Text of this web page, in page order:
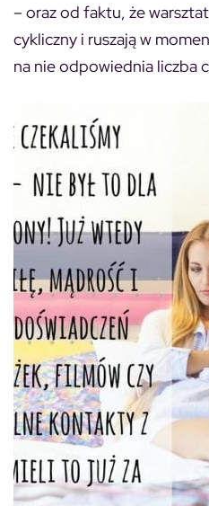
– oraz od faktu, że
cykliczny i ruszają w
na nie odpowiednia liczba